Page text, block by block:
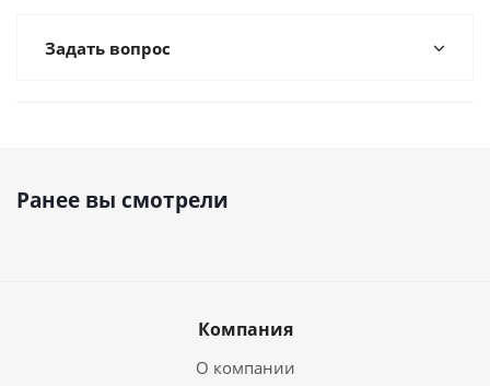
Задать вопрос
Ранее вы смотрели
Компания
О компании